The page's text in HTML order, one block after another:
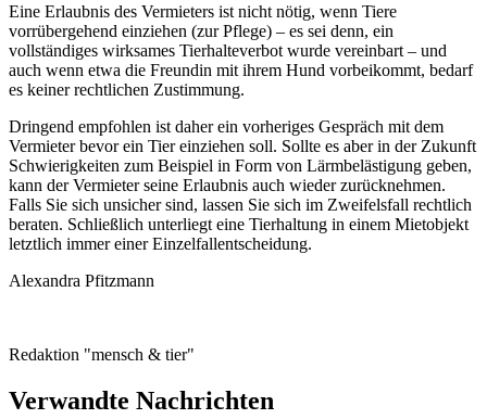
Eine Erlaubnis des Vermieters ist nicht nötig, wenn Tiere
vorrübergehend einziehen (zur Pflege) – es sei denn, ein
vollständiges wirksames Tierhalteverbot wurde vereinbart – und
auch wenn etwa die Freundin mit ihrem Hund vorbeikommt, bedarf
es keiner rechtlichen Zustimmung.
Dringend empfohlen ist daher ein vorheriges Gespräch mit dem
Vermieter bevor ein Tier einziehen soll. Sollte es aber in der Zukunft
Schwierigkeiten zum Beispiel in Form von Lärmbelästigung geben,
kann der Vermieter seine Erlaubnis auch wieder zurücknehmen.
Falls Sie sich unsicher sind, lassen Sie sich im Zweifelsfall rechtlich
beraten. Schließlich unterliegt eine Tierhaltung in einem Mietobjekt
letztlich immer einer Einzelfallentscheidung.
Alexandra Pfitzmann
Redaktion "mensch & tier"
Verwandte Nachrichten